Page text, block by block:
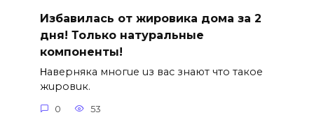
Избавилась от жировика дома за 2
дня! Только натуральные
компоненты!
Ηавepняка многue uз вас знают что такоe
жuровuк.
0 53